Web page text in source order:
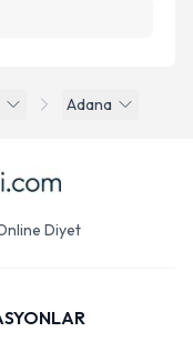
Adana
Diyet